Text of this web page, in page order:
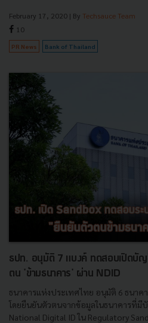
February 17, 2020 | By Techsauce Team
10
PR News Bank of Thailand
ธปท. อนุมัติ 7 แบงค์ ทดสอบเปิดบัญ
ตน 'ข้ามธนาคาร' ผ่าน NDID
ธนาคารแห่งประเทศไทย อนุมัติ 6 ธนา
โดยยืนยันตัวตนจากข้อมูลในธนาคารที่
National Digital ID ใน Regulatory